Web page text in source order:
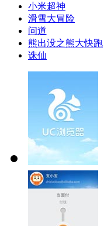
小米超神
滑雪大冒险
问道
熊出没之熊大快跑
诛仙